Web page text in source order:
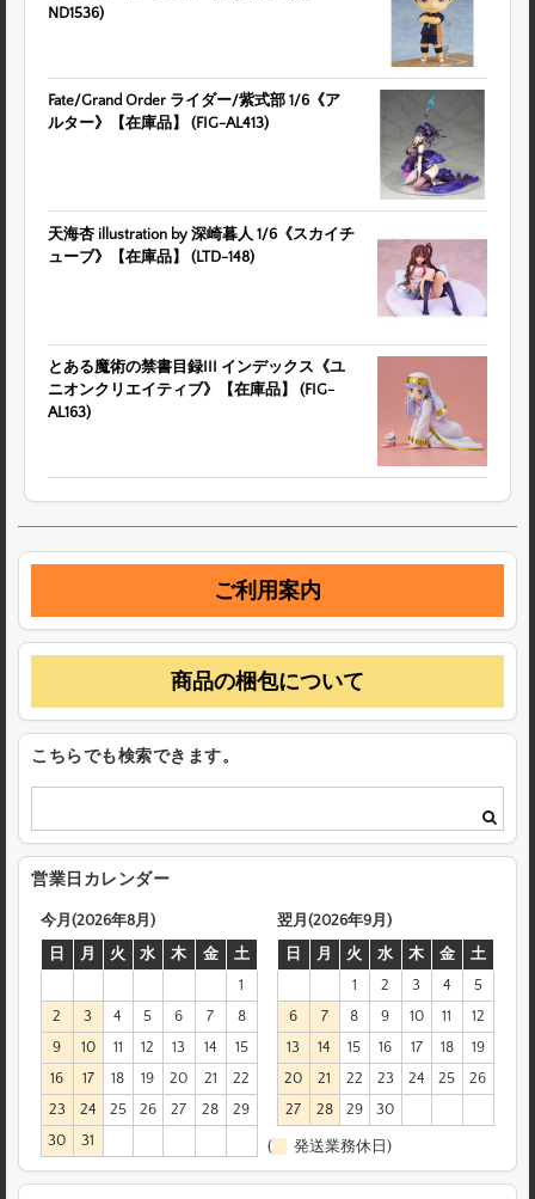
ND1536)
Fate/Grand Order ライダー/紫式部 1/6《ア
ルター》【在庫品】 (FIG-AL413)
天海杏 illustration by 深崎暮人 1/6《スカイチ
ューブ》【在庫品】 (LTD-148)
とある魔術の禁書目録III インデックス《ユ
ニオンクリエイティブ》【在庫品】 (FIG-
AL163)
ご利用案内
商品の梱包について
こちらでも検索できます。
営業日カレンダー
今月(2026年8月)
日
月 火 水 木 金
土
1
2
3 4 5 6 7
8
9
10 11 12 13 14
15
16
17 18 19 20 21
22
23
24 25 26 27 28
29
30
31
翌月(2026年9月)
日
月 火 水 木 金
土
1
2 3 4
5
6
7 8 9 10 11
12
13
14 15 16 17 18
19
20
21 22 23 24 25
26
27
28 29 30
( 発送業務休日)